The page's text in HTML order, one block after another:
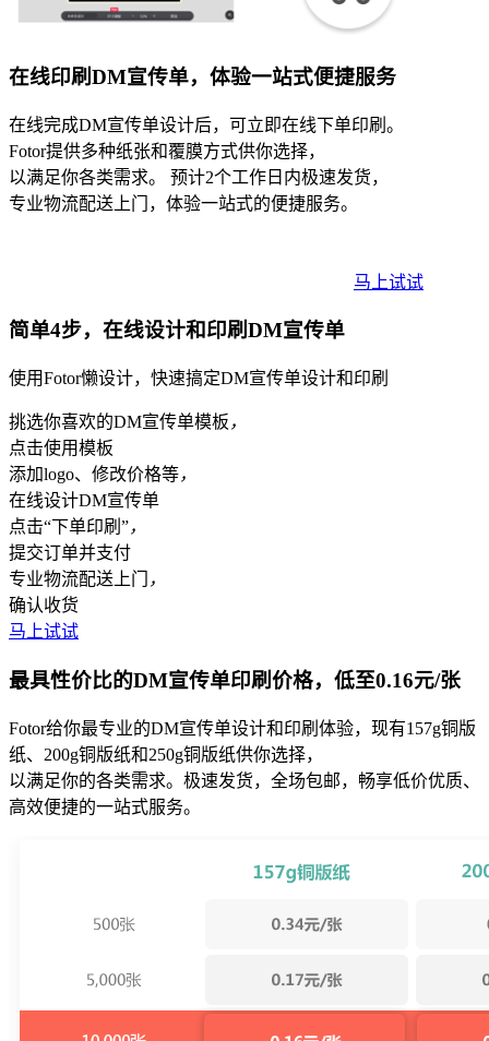
在线印刷DM宣传单， 体验一站式便捷服务
在线完成DM宣传单设计后，可立即在线下单印刷。
Fotor提供多种纸张和覆膜方式供你选择，
以满足你各类需求。 预计2个工作日内极速发货，
专业物流配送上门，体验一站式的便捷服务。
马上试试
简单4步，在线设计和印刷DM宣传单
使用Fotor懒设计，快速搞定DM宣传单设计和印刷
挑选你喜欢的DM宣传单模板 ，
点击使用模板
添加logo、修改价格等，
在线设计DM宣传单
点击“下单印刷”，
提交订单并支付
专业物流配送上门
，
确认收货
马上试试
最具性价比的DM宣传单印刷价格，低至0.16元/张
Fotor给你最专业的DM宣传单设计和印刷体验，现有157g铜版
纸、200g铜版纸和250g铜版纸供你选择，
以满足你的各类需求。极速发货，全场包邮，畅享低价优质、
高效便捷的一站式服务。